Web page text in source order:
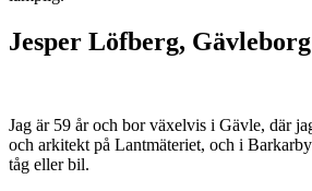
Jesper Löfberg, Gävleborg
Jag är 59 år och bor växelvis i Gävle, där
och arkitekt på Lantmäteriet, och i
tåg eller bil.